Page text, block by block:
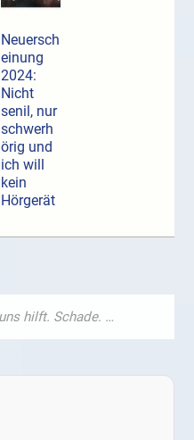
Neuersch
einung
2024:
Nicht
senil, nur
schwerh
örig und
ich will
kein
Hörgerät